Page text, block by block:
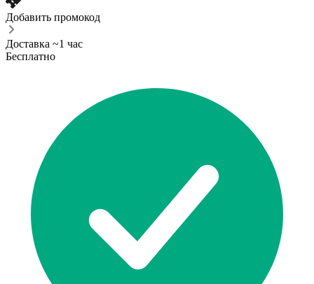
Добавить промокод
Доставка ~1 час
Бесплатно